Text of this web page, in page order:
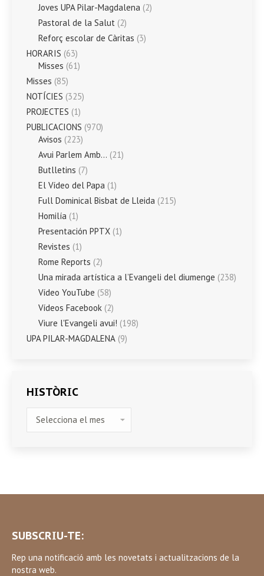
Joves UPA Pilar-Magdalena (2)
Pastoral de la Salut (2)
Reforç escolar de Càritas (3)
HORARIS (63)
Misses (61)
Misses (85)
NOTÍCIES (325)
PROJECTES (1)
PUBLICACIONS (970)
Avisos (223)
Avui Parlem Amb… (21)
Butlletins (7)
El Vídeo del Papa (1)
Full Dominical Bisbat de Lleida (215)
Homilía (1)
Presentación PPTX (1)
Revistes (1)
Rome Reports (2)
Una mirada artística a l’Evangeli del diumenge (238)
Vídeo YouTube (58)
Vídeos Facebook (2)
Viure l'Evangeli avui! (198)
UPA PILAR-MAGDALENA (9)
HISTÒRIC
SUBSCRIU-TE:
Rep una notificació amb les novetats i actualitzacions de la
nostra web.